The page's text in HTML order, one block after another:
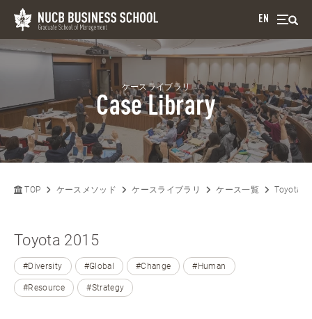
EN
ケースライブラリ
Case Library
TOP ケースメソッド ケースライブラリ ケース一覧 Toyota
Toyota 2015
#Diversity #Global #Change #Human
#Resource #Strategy